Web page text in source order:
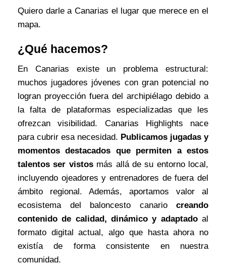
Quiero darle a Canarias el lugar que merece en el
mapa.
¿Qué hacemos?
En Canarias existe un problema estructural:
muchos jugadores jóvenes con gran potencial no
logran proyección fuera del archipiélago debido a
la falta de plataformas especializadas que les
ofrezcan visibilidad. Canarias Highlights nace
para cubrir esa necesidad. Publicamos jugadas y
momentos destacados que permiten a estos
talentos ser vistosmás allá de su entorno local,
incluyendo ojeadores y entrenadores de fuera del
ámbito regional. Además, aportamos valor al
ecosistema del baloncesto canario creando
contenido de calidad, dinámico y adaptadoal
formato digital actual, algo que hasta ahora no
existía de forma consistente en nuestra
comunidad.